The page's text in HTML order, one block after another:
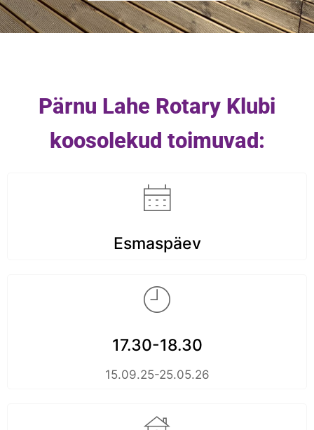
Pärnu Lahe Rotary Klubi
koosolekud toimuvad:
Esmaspäev
17.30-18.30
15.09.25-25.05.26